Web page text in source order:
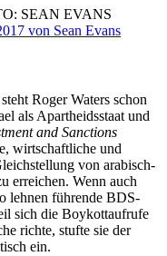
SEAN EVANS
Roger Waters schon
als Apartheidsstaat und
and Sanctions
wirtschaftliche und
von arabisch-
erreichen. Wenn auch
lehnen führende BDS-
sich die Boykottaufrufe
richte, stufte sie der
ein.